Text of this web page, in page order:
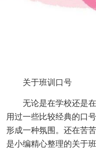
关于班训口号
无论是在学校还是
用过一些比较经典的口
形成一种氛围。还在苦
是小编精心整理的关于